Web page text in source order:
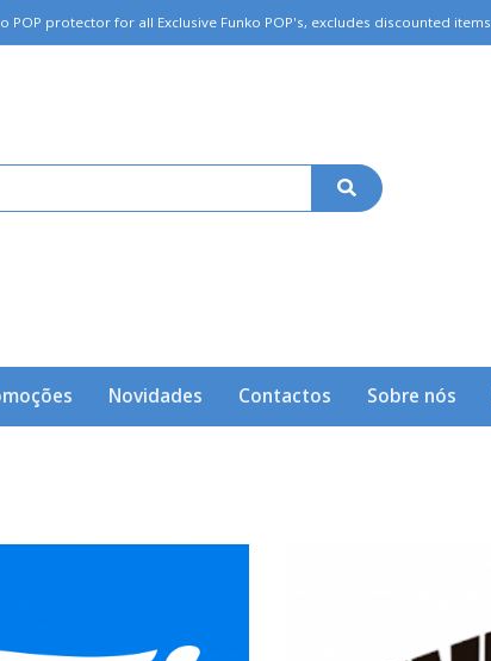
POP protector for all Exclusive Funko POP's, excludes discounted items.
Novidades Contactos Sobre nós